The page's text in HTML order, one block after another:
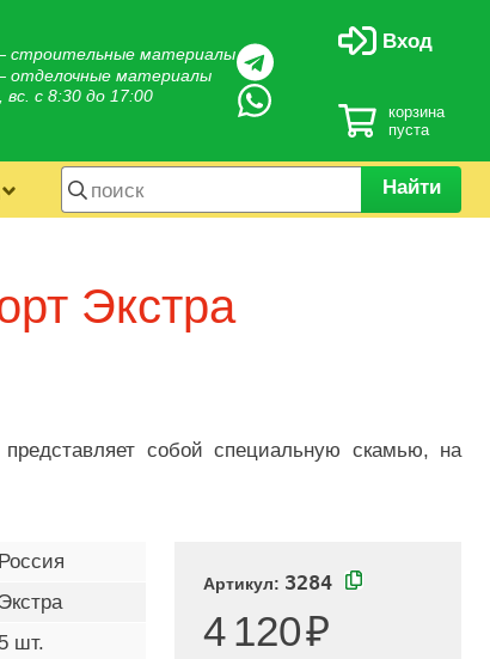
строительные материалы
отделочные материалы
вс. с 8:30 до 17:00
Вход
корзина
пуста
Найти
Экстра
Артикул: 3284
4 120
Россия
Экстра
5 шт.
собой специальную скамью, на